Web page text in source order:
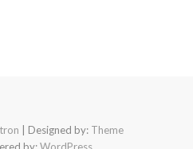
| Designed by: Theme